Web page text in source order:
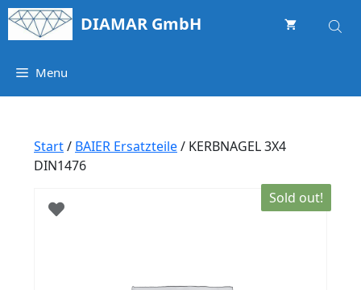
Springe
zum
DIAMAR GmbH
Menu
Start/ BAIER Ersatzteile/ KERBNAGEL 3X4
DIN1476
Sold out!